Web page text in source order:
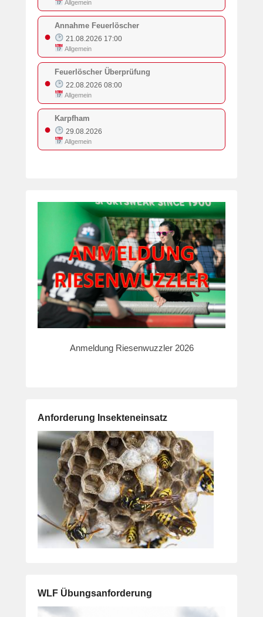
Allgemein
●
Annahme Feuerlöscher
21.08.2026 17:00
Allgemein
●
Feuerlöscher Überprüfung
22.08.2026 08:00
Allgemein
●
Karpfham
29.08.2026
Allgemein
Anmeldung Riesenwuzzler 2026
Anforderung Insekteneinsatz
WLF Übungsanforderung